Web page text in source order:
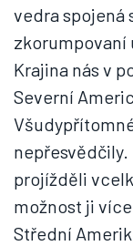
vedra spojená
zkorumpovaní
Krajina nás v
Severní
nepřesvědčily.
projížděli
možnost ji
Střední